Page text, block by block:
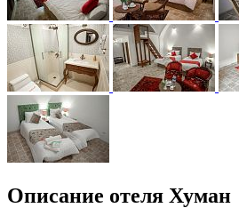
Описание отеля Хуман